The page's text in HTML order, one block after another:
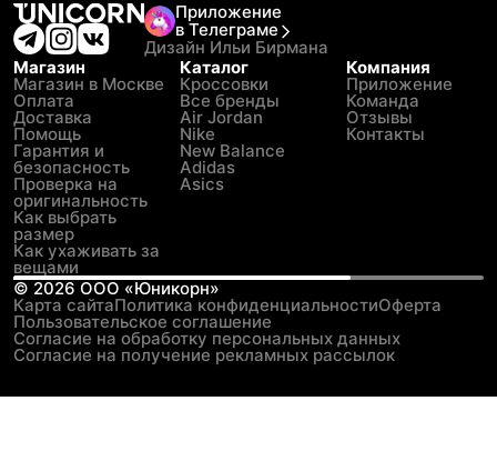
Приложение
в Телеграме
Дизайн Ильи Бирмана
Магазин
Магазин в Москве
Оплата
Доставка
Помощь
Гарантия и
безопасность
Проверка на
оригинальность
Как выбрать
размер
Как ухаживать за
вещами
Каталог
Кроссовки
Все бренды
Air Jordan
Nike
New Balance
Adidas
Asics
Компания
Приложение
Команда
Отзывы
Контакты
© 2026 ООО «Юникорн»
Карта сайтаПолитика конфиденциальностиОферта
Пользовательское соглашение
Согласие на обработку персональных данных
Согласие на получение рекламных рассылок